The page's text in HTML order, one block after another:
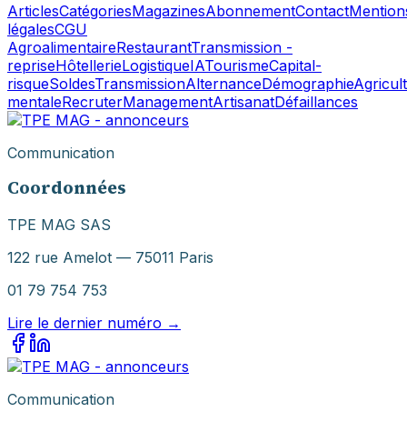
ArticlesCatégoriesMagazinesAbonnementContact
légalesCGU
AgroalimentaireRestaurantTransmission -
repriseHôtellerieLogistiqueIATourismeCapital-
risqueSoldesTransmissionAlternanceDémographie
mentaleRecruterManagementArtisanatDéfaillances
Communication
Coordonnées
TPE MAG SAS
122 rue Amelot — 75011 Paris
01 79 754 753
Lire le dernier numéro →
Communication